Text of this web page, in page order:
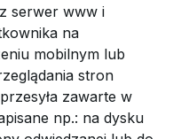
serwer www i
na
mobilnym lub
stron
zawarte w
np.: na dysku